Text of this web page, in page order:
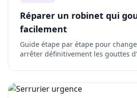
Réparer un robinet qui
facilement
Guide étape par étape pour
arrêter définitivement les gouttes